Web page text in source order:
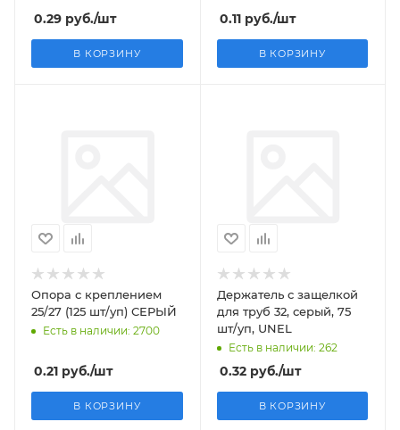
0.29 руб./шт
В КОРЗИНУ
0.11руб./шт
В КОРЗИНУ
Опора с креплением
25/27 (125 шт/уп) СЕРЫЙ
Есть в наличии: 2700
0.21 руб./шт
В КОРЗИНУ
Держатель с защелкой
для труб 32, серый, 75
шт/уп, UNEL
Есть в наличии: 262
0.32руб./шт
В КОРЗИНУ